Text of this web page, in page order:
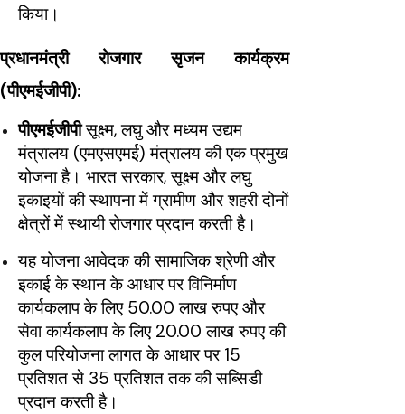
किया।
प्रधानमंत्री रोजगार सृजन कार्यक्रम
(पीएमईजीपी):
पीएमईजीपीसूक्ष्म, लघु और मध्यम उद्यम
मंत्रालय (एमएसएमई) मंत्रालय की एक प्रमुख
योजना है। भारत सरकार, सूक्ष्म और लघु
इकाइयों की स्थापना में ग्रामीण और शहरी दोनों
क्षेत्रों में स्थायी रोजगार प्रदान करती है।
यह योजना आवेदक की सामाजिक श्रेणी और
इकाई के स्थान के आधार पर विनिर्माण
कार्यकलाप के लिए 50.00 लाख रुपए और
सेवा कार्यकलाप के लिए 20.00 लाख रुपए की
कुल परियोजना लागत के आधार पर 15
प्रतिशत से 35 प्रतिशत तक की सब्सिडी
प्रदान करती है।